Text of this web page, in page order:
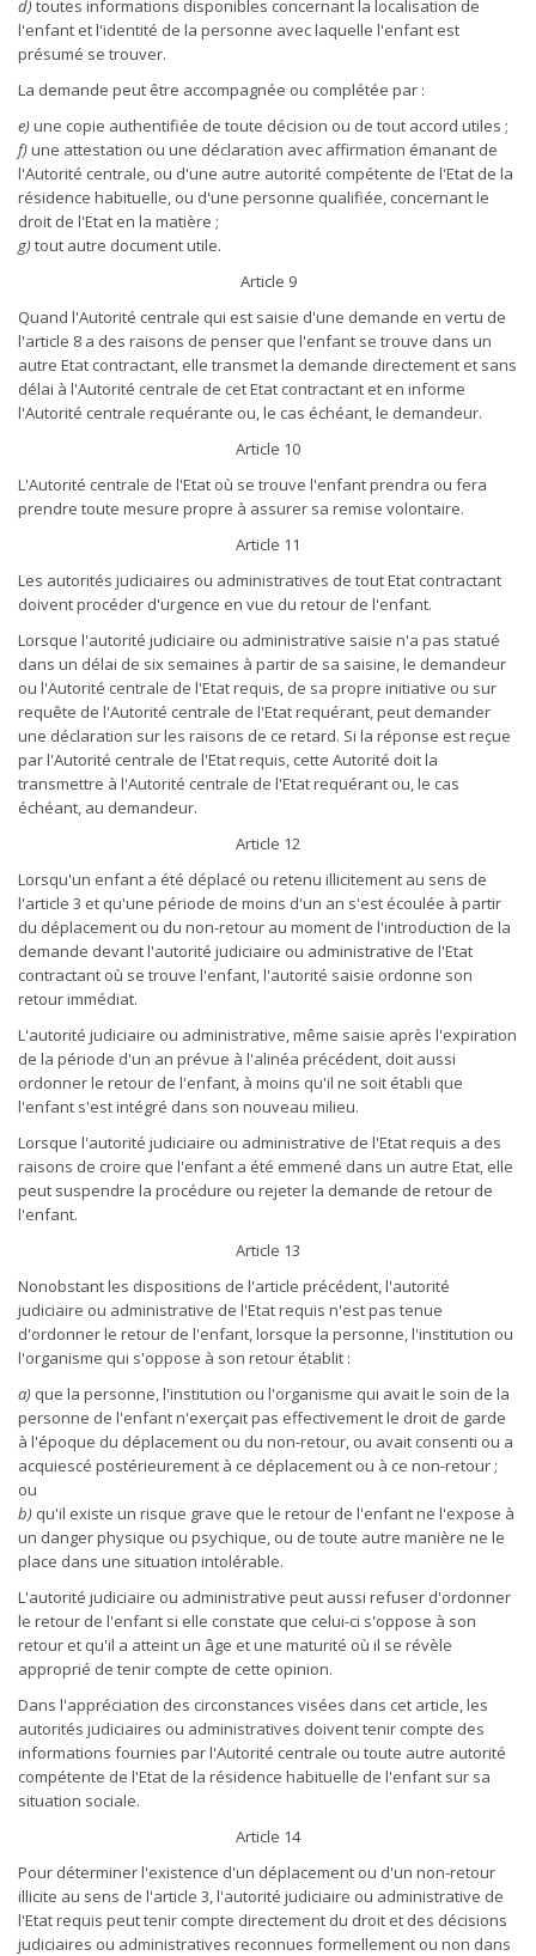
d)toutes informations disponibles concernant la localisation de
l'enfant et l'identité de la personne avec laquelle l'enfant est
présumé se trouver.
La demande peut être accompagnée ou complétée par :
e)une copie authentifiée de toute décision ou de tout accord utiles ;
f)une attestation ou une déclaration avec affirmation émanant de
l'Autorité centrale, ou d'une autre autorité compétente de l'Etat de la
résidence habituelle, ou d'une personne qualifiée, concernant le
droit de l'Etat en la matière ;
g)tout autre document utile.
Article 9
Quand l'Autorité centrale qui est saisie d'une demande en vertu de
l'article 8 a des raisons de penser que l'enfant se trouve dans un
autre Etat contractant, elle transmet la demande directement et sans
délai à l'Autorité centrale de cet Etat contractant et en informe
l'Autorité centrale requérante ou, le cas échéant, le demandeur.
Article 10
L'Autorité centrale de l'Etat où se trouve l'enfant prendra ou fera
prendre toute mesure propre à assurer sa remise volontaire.
Article 11
Les autorités judiciaires ou administratives de tout Etat contractant
doivent procéder d'urgence en vue du retour de l'enfant.
Lorsque l'autorité judiciaire ou administrative saisie n'a pas statué
dans un délai de six semaines à partir de sa saisine, le demandeur
ou l'Autorité centrale de l'Etat requis, de sa propre initiative ou sur
requête de l'Autorité centrale de l'Etat requérant, peut demander
une déclaration sur les raisons de ce retard. Si la réponse est reçue
par l'Autorité centrale de l'Etat requis, cette Autorité doit la
transmettre à l'Autorité centrale de l'Etat requérant ou, le cas
échéant, au demandeur.
Article 12
Lorsqu'un enfant a été déplacé ou retenu illicitement au sens de
l'article 3 et qu'une période de moins d'un an s'est écoulée à partir
du déplacement ou du non-retour au moment de l'introduction de la
demande devant l'autorité judiciaire ou administrative de l'Etat
contractant où se trouve l'enfant, l'autorité saisie ordonne son
retour immédiat.
L'autorité judiciaire ou administrative, même saisie après l'expiration
de la période d'un an prévue à l'alinéa précédent, doit aussi
ordonner le retour de l'enfant, à moins qu'il ne soit établi que
l'enfant s'est intégré dans son nouveau milieu.
Lorsque l'autorité judiciaire ou administrative de l'Etat requis a des
raisons de croire que l'enfant a été emmené dans un autre Etat, elle
peut suspendre la procédure ou rejeter la demande de retour de
l'enfant.
Article 13
Nonobstant les dispositions de l'article précédent, l'autorité
judiciaire ou administrative de l'Etat requis n'est pas tenue
d'ordonner le retour de l'enfant, lorsque la personne, l'institution ou
l'organisme qui s'oppose à son retour établit :
a) que la personne, l'institution ou l'organisme qui avait le soin de la
personne de l'enfant n'exerçait pas effectivement le droit de garde
à l'époque du déplacement ou du non-retour, ou avait consenti ou a
acquiescé postérieurement à ce déplacement ou à ce non-retour ;
ou
b) qu'il existe un risque grave que le retour de l'enfant ne l'expose à
un danger physique ou psychique, ou de toute autre manière ne le
place dans une situation intolérable.
L'autorité judiciaire ou administrative peut aussi refuser d'ordonner
le retour de l'enfant si elle constate que celui-ci s'oppose à son
retour et qu'il a atteint un âge et une maturité où il se révèle
approprié de tenir compte de cette opinion.
Dans l'appréciation des circonstances visées dans cet article, les
autorités judiciaires ou administratives doivent tenir compte des
informations fournies par l'Autorité centrale ou toute autre autorité
compétente de l'Etat de la résidence habituelle de l'enfant sur sa
situation sociale.
Article 14
Pour déterminer l'existence d'un déplacement ou d'un non-retour
illicite au sens de l'article 3, l'autorité judiciaire ou administrative de
l'Etat requis peut tenir compte directement du droit et des décisions
judiciaires ou administratives reconnues formellement ou non dans